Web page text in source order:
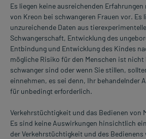
Es liegen keine ausreichenden
von Kreon bei schwangeren Frauen vor. Es
unzureichende Daten aus
Schwangerschaft, Entwicklung des
Entbindung und Entwicklung des Kindes
mögliche Risiko für den Menschen ist nicht
schwanger sind oder wenn Sie stillen,
einnehmen, es sei denn, Ihr behandelnder
für unbedingt erforderlich.
Verkehrstüchtigkeit und das Bedienen von
Es sind keine Auswirkungen hinsichtlich
der Verkehrstüchtigkeit und des Bedienens